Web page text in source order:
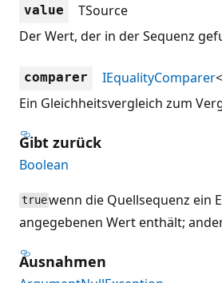
value
TSource
Der Wert, der in der Sequenz
comparer IEqualityComparer
Ein Gleichheitsvergleich zum
Gibt zurück
Boolean
truewenn die Quellsequenz ein
angegebenen Wert enthält;
Ausnahmen